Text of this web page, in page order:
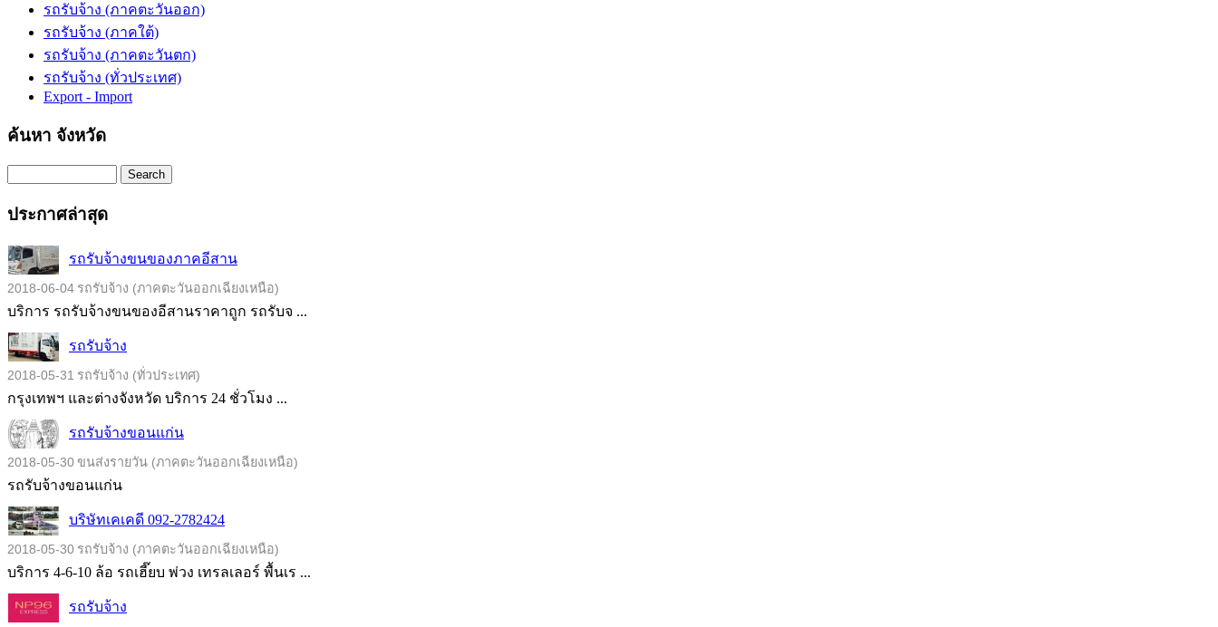
รถรับจ้าง (ภาคตะวันออก)
รถรับจ้าง (ภาคใต้)
รถรับจ้าง (ภาคตะวันตก)
รถรับจ้าง (ทั่วประเทศ)
Export - Import
ค้นหา จังหวัด
Search
ประกาศล่าสุด
รถรับจ้างขนของภาคอีสาน
2018-06-04 รถรับจ้าง (ภาคตะวันออกเฉียงเหนือ)
บริการ รถรับจ้างขนของอีสานราคาถูก รถรับจ ...
รถรับจ้าง
2018-05-31 รถรับจ้าง (ทั่วประเทศ)
กรุงเทพฯ และต่างจังหวัด บริการ 24 ชั่วโมง ...
รถรับจ้างขอนแก่น
2018-05-30ขนส่งรายวัน (ภาคตะวันออกเฉียงเหนือ)
รถรับจ้างขอนแก่น
บริษัทเคเคดี 092-2782424
2018-05-30 รถรับจ้าง (ภาคตะวันออกเฉียงเหนือ)
บริการ 4-6-10 ล้อ รถเฮี๊ยบ พ่วง เทรลเลอร์ พื้นเร ...
รถรับจ้าง